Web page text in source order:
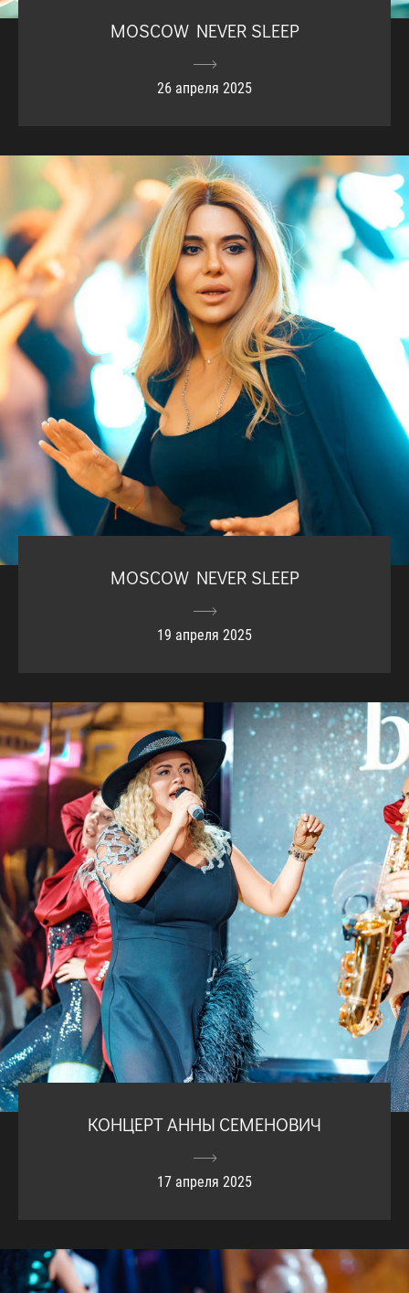
MOSCOW NEVER SLEEP
26 апреля 2025
MOSCOW NEVER SLEEP
19 апреля 2025
КОНЦЕРТ АННЫ СЕМЕНОВИЧ
17 апреля 2025